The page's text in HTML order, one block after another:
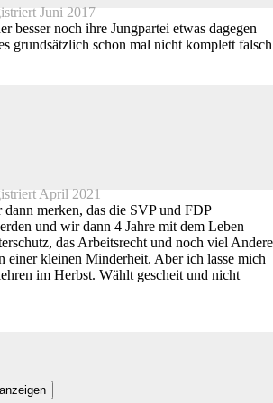
Juni 2017
besser noch ihre Jungpartei etwas dagegen
grundsätzlich schon mal nicht komplett falsch
April 2021
merken, das die SVP und FDP
und wir dann 4 Jahre mit dem Leben
das Arbeitsrecht und noch viel
einer kleinen Minderheit. Aber ich lasse mich
im Herbst. Wählt gescheit und nicht